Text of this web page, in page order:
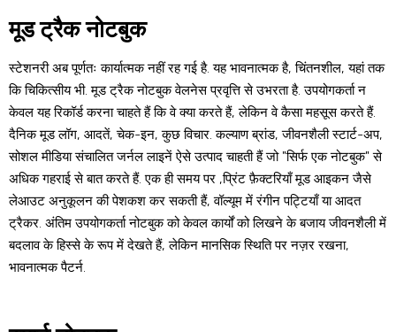
मूड ट्रैक नोटबुक
स्टेशनरी अब पूर्णतः कार्यात्मक नहीं रह गई है. यह भावनात्मक है, चिंतनशील, यहां तक
​​कि चिकित्सीय भी. मूड ट्रैक नोटबुक वेलनेस प्रवृत्ति से उभरता है. उपयोगकर्ता न
केवल यह रिकॉर्ड करना चाहते हैं कि वे क्या करते हैं, लेकिन वे कैसा महसूस करते हैं.
दैनिक मूड लॉग, आदतें, चेक-इन, कुछ विचार. कल्याण ब्रांड, जीवनशैली स्टार्ट-अप,
सोशल मीडिया संचालित जर्नल लाइनें ऐसे उत्पाद चाहती हैं जो "सिर्फ एक नोटबुक" से
अधिक गहराई से बात करते हैं. एक ही समय पर ,प्रिंट फ़ैक्टरियाँ मूड आइकन जैसे
लेआउट अनुकूलन की पेशकश कर सकती हैं, वॉल्यूम में रंगीन पट्टियाँ या आदत
ट्रैकर. अंतिम उपयोगकर्ता नोटबुक को केवल कार्यों को लिखने के बजाय जीवनशैली में
बदलाव के हिस्से के रूप में देखते हैं, लेकिन मानसिक स्थिति पर नज़र रखना,
भावनात्मक पैटर्न.